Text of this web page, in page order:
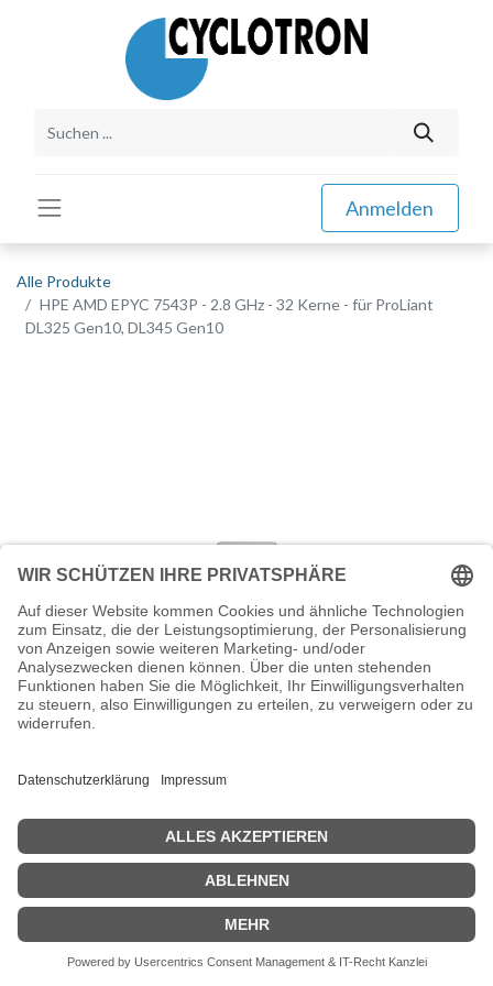
Anmelden
Alle Produkte
HPE AMD EPYC 7543P - 2.8 GHz - 32 Kerne - für ProLiant
DL325 Gen10, DL345 Gen10
HPE AMD EPYC 7543P - 2.8 GHz - 32
Kerne - für ProLiant DL325 Gen10,
DL345 Gen10
AMD EPYC 7543P - 2.8 GHz - 32 Kerne - für ProLiant DL325